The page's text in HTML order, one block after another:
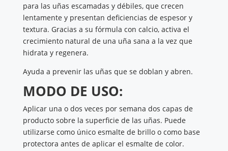
para las uñas escamadas y débiles, que crecen
lentamente y presentan deficiencias de espesor y
textura. Gracias a su fórmula con calcio, activa el
crecimiento natural de una uña sana a la vez que
hidrata y regenera.
Ayuda a prevenir las uñas que se doblan y abren.
MODO DE USO:
Aplicar una o dos veces por semana dos capas de
producto sobre la superficie de las uñas. Puede
utilizarse como único esmalte de brillo o como base
protectora antes de aplicar el esmalte de color.